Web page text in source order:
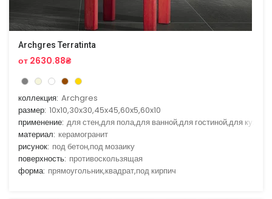
Archgres Terratinta
от 2630.88₴
коллекция: Archgres
размер: 10x10,30x30,45x45,60x5,60x10
применение: для стен,для пола,для ванной,для гостиной,для кухни
материал: керамогранит
рисунок: под бетон,под мозаику
поверхность: противоскользящая
форма: прямоугольник,квадрат,под кирпич